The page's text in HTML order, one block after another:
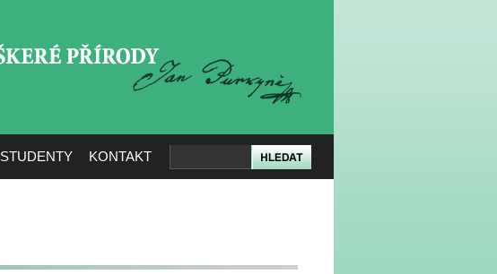
KONTAKT